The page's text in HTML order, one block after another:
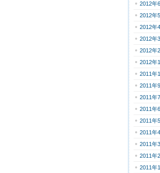
2012年
2012年
2012年
2012年
2012年
2012年
2011年
2011年
2011年
2011年
2011年
2011年
2011年
2011年
2011年